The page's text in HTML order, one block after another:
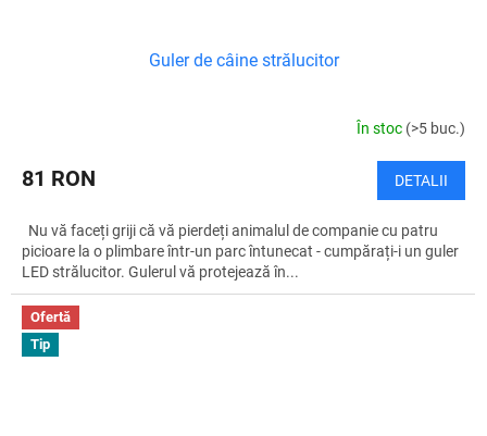
Guler de câine strălucitor
În stoc (>5 buc.)
81 RON DETALII
Nu vă faceți griji că vă pierdeți animalul de companie cu patru
picioare la o plimbare într-un parc întunecat - cumpărați-i un guler
LED strălucitor. Gulerul vă protejează în...
Ofertă
Tip